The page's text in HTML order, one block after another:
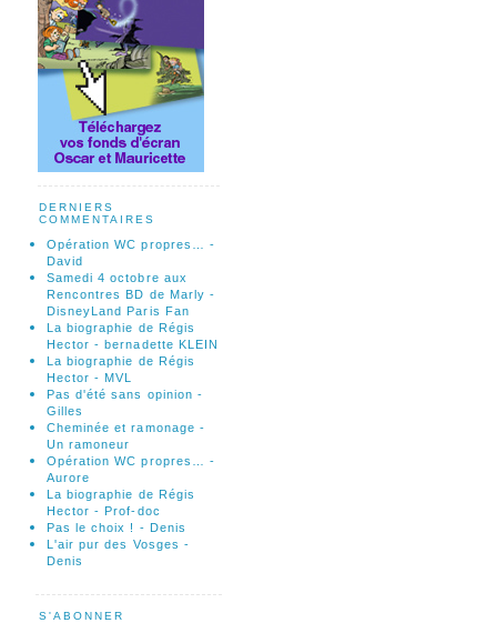
DERNIERS
COMMENTAIRES
Opération WC propres… -
David
Samedi 4 octobre aux
Rencontres BD de Marly -
DisneyLand Paris Fan
La biographie de Régis
Hector - bernadette KLEIN
La biographie de Régis
Hector - MVL
Pas d'été sans opinion -
Gilles
Cheminée et ramonage -
Un ramoneur
Opération WC propres… -
Aurore
La biographie de Régis
Hector - Prof-doc
Pas le choix ! - Denis
L'air pur des Vosges -
Denis
S'ABONNER